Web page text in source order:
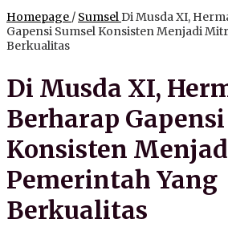
Homepage / SumselDi Musda XI,
Gapensi Sumsel Konsisten Menjadi
Berkualitas
Di Musda XI,
Berharap
Konsisten
Pemerintah Yang
Berkualitas